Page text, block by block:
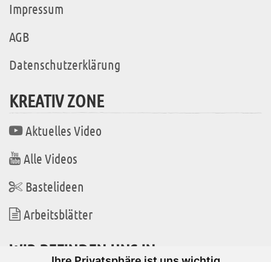
Impressum
AGB
Datenschutzerklärung
KREATIV ZONE
Aktuelles Video
Alle Videos
Bastelideen
Arbeitsblätter
WIR BEFINDEN UNS IN